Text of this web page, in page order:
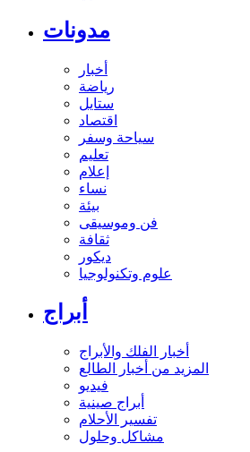
مدونات
أخبار
رياضة
ستايل
اقتصاد
سياحة وسفر
تعليم
إعلام
نساء
بيئة
فن وموسيقى
ثقافة
ديكور
علوم وتكنولوجيا
أبراج
أخبار الفلك والأبراج
المزيد من أخبار الطالع
فيديو
أبراج صينية
تفسير الأحلام
مشاكل وحلول